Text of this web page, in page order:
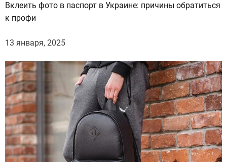
Вклеить фото в паспорт в Украине: причины обратиться
к профи
13 января, 2025